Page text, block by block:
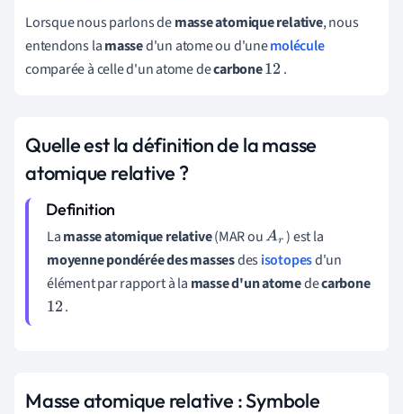
Lorsque nous parlons demasse atomique relative, nous
entendons lamassed'un atome ou d'unemolécule
comparée à celle d'un atome decarbone12 .
Quelle est la définition de la masse
atomique relative ?
Lamasse atomique relative(MAR ouAr ) est la
moyenne pondérée des massesdesisotopesd'un
élément par rapport à la masse d'un atomedecarbone
12 .
Masse atomique relative : Symbole